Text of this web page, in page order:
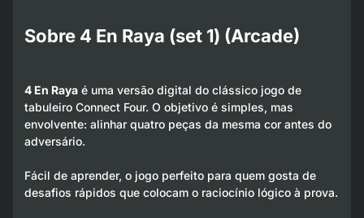
Sobre 4 En Raya (set 1) (Arcade)
4 En Rayaé uma versão digital do clássico jogo de
tabuleiro Connect Four. O objetivo é simples, mas
envolvente: alinhar quatro peças da mesma cor antes do
adversário.
Fácil de aprender, o jogo perfeito para quem gosta de
desafios rápidos que colocam o raciocínio lógico à prova.